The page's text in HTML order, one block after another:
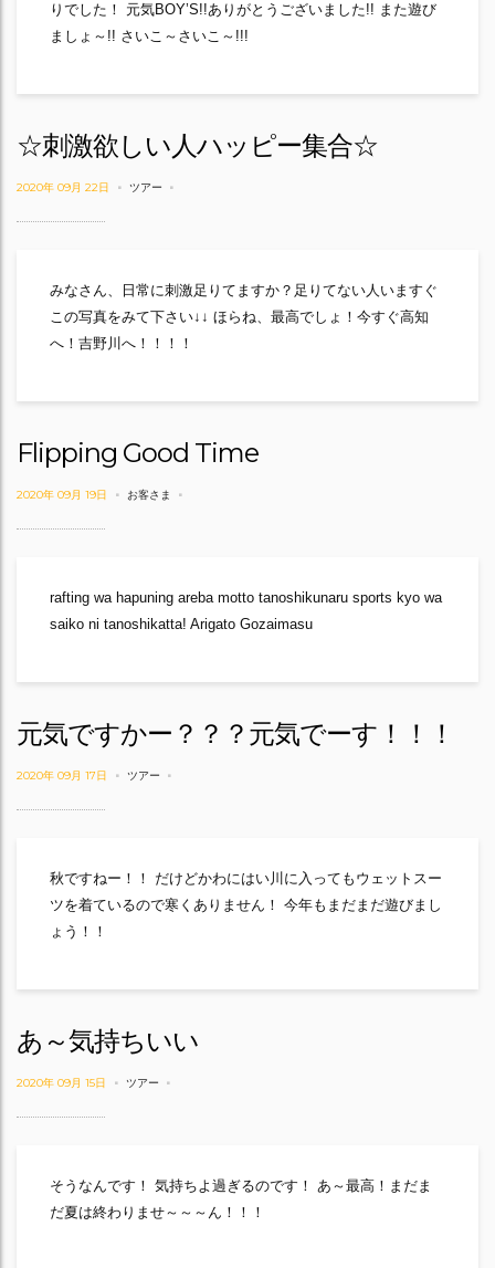
りでした！ 元気BOY’S!!ありがとうございました!! また遊び
ましょ～!! さいこ～さいこ～!!!
☆刺激欲しい人ハッピー集合☆
2020年 09月 22日 ツアー
みなさん、日常に刺激足りてますか？足りてない人いますぐ
この写真をみて下さい↓↓ ほらね、最高でしょ！今すぐ高知
へ！吉野川へ！！！！
Flipping Good Time
2020年 09月 19日 お客さま
rafting wa hapuning areba motto tanoshikunaru sports kyo wa
saiko ni tanoshikatta! Arigato Gozaimasu
元気ですかー？？？元気でーす！！！
2020年 09月 17日 ツアー
秋ですねー！！ だけどかわにはい川に入ってもウェットスー
ツを着ているので寒くありません！ 今年もまだまだ遊びまし
ょう！！
あ～気持ちいい
2020年 09月 15日 ツアー
そうなんです！ 気持ちよ過ぎるのです！ あ～最高！まだま
だ夏は終わりませ～～～ん！！！